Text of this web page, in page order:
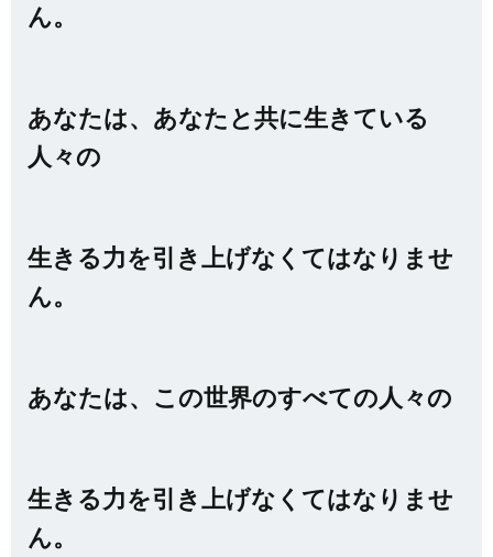
ん。
あなたは、あなたと共に生きている
人々の
生きる力を引き上げなくてはなりませ
ん。
あなたは、この世界のすべての人々の
生きる力を引き上げなくてはなりませ
ん。